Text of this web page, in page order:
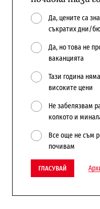
Да, цените са
съкратих дни/
Да, но това не
ваканцията
Тази година
високите цени
Не забелязвам
колкото и
Все още не съм
почивам
ГЛАСУВАЙ